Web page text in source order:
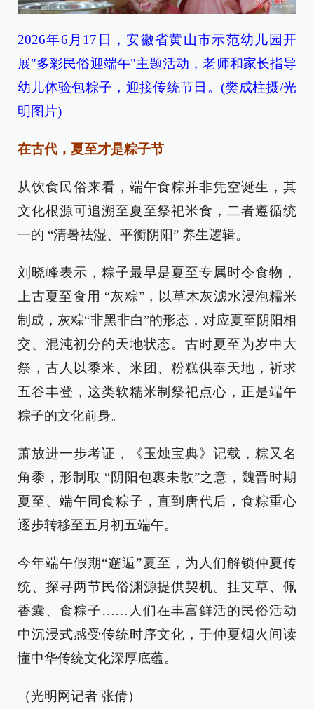
2026年6月17日，安徽省黄山市示范幼儿园开
展"多彩民俗迎端午"主题活动，老师和家长指导
幼儿体验包粽子，迎接传统节日。(樊成柱摄/光
明图片)
在古代，夏至才是粽子节
从饮食民俗来看，端午食粽并非凭空诞生，其
文化根源可追溯至夏至祭祀米食，二者遵循统
一的 “清暑祛湿、平衡阴阳” 养生逻辑。
刘晓峰表示，粽子最早是夏至专属时令食物，
上古夏至食用 “灰粽”，以草木灰滤水浸泡糯米
制成，灰粽“非黑非白”的形态，对应夏至阴阳相
交、混沌初分的天地状态。古时夏至为岁中大
祭，古人以黍米、米团、粉糕供奉天地，祈求
五谷丰登，这类软糯米制祭祀点心，正是端午
粽子的文化前身。
萧放进一步考证，《玉烛宝典》记载，粽又名
角黍，形制取 “阴阳包裹未散”之意，魏晋时期
夏至、端午同食粽子，直到唐代后，食粽重心
逐步转移至五月初五端午。
今年端午假期“邂逅”夏至，为人们解锁仲夏传
统、探寻两节民俗渊源提供契机。挂艾草、佩
香囊、食粽子……人们在丰富鲜活的民俗活动
中沉浸式感受传统时序文化，于仲夏烟火间读
懂中华传统文化深厚底蕴。
（光明网记者 张倩）